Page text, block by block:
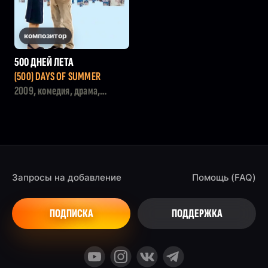
композитор
500 ДНЕЙ ЛЕТА
(500) DAYS OF SUMMER
2009, комедия, драма,
Запросы на добавление
ПОДПИСКА
Помощь (FAQ)
ПОДДЕРЖКА